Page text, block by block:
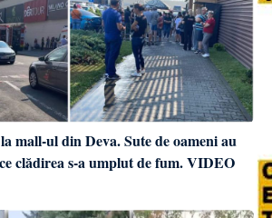
mall-ul din Deva. Sute de oameni au
clădirea s-a umplut de fum. VIDEO